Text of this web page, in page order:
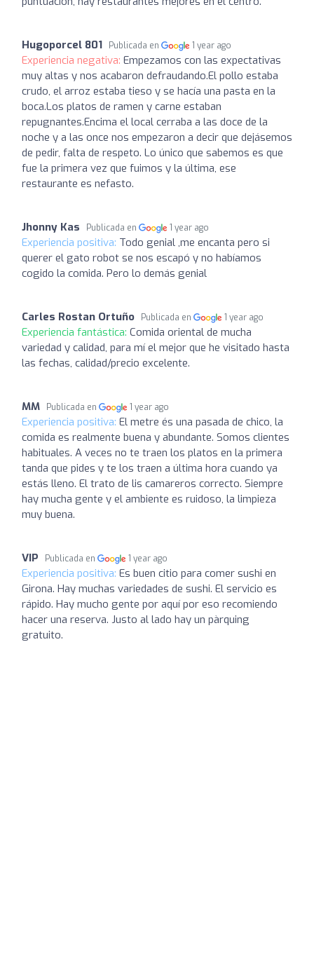
Hugoporcel 801 Publicada en 1 year ago
Experiencia negativa: Empezamos con las expectativas
muy altas y nos acabaron defraudando.El pollo estaba
crudo, el arroz estaba tieso y se hacía una pasta en la
boca.Los platos de ramen y carne estaban
repugnantes.Encima el local cerraba a las doce de la
noche y a las once nos empezaron a decir que dejásemos
de pedir, falta de respeto. Lo único que sabemos es que
fue la primera vez que fuimos y la última, ese
restaurante es nefasto.
Jhonny Kas Publicada en 1 year ago
Experiencia positiva: Todo genial ,me encanta pero si
querer el gato robot se nos escapó y no habíamos
cogido la comida. Pero lo demás genial
Carles Rostan Ortuño Publicada en 1 year ago
Experiencia fantástica: Comida oriental de mucha
variedad y calidad, para mí el mejor que he visitado hasta
las fechas, calidad/precio excelente.
MM Publicada en 1 year ago
Experiencia positiva: El metre és una pasada de chico, la
comida es realmente buena y abundante. Somos clientes
habituales. A veces no te traen los platos en la primera
tanda que pides y te los traen a última hora cuando ya
estás lleno. El trato de lis camareros correcto. Siempre
hay mucha gente y el ambiente es ruidoso, la limpieza
muy buena.
VIP Publicada en 1 year ago
Experiencia positiva: Es buen citio para comer sushi en
Girona. Hay muchas variedades de sushi. El servicio es
rápido. Hay mucho gente por aquí por eso recomiendo
hacer una reserva. Justo al lado hay un pàrquing
gratuito.